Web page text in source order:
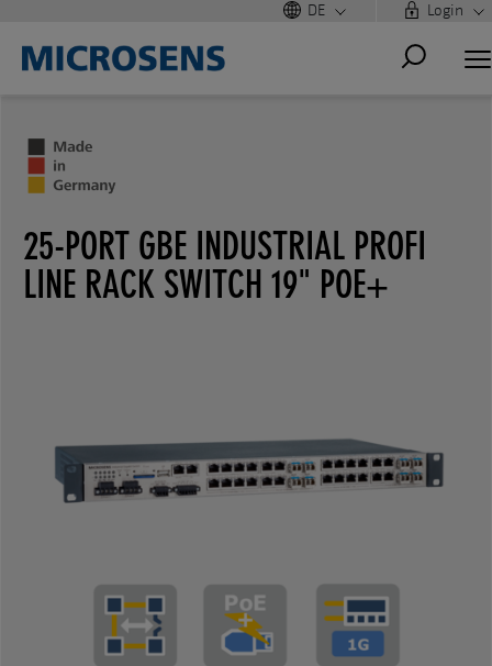
DE Login
25-PORT GBE INDUSTRIAL PROFI
LINE RACK SWITCH 19" POE+
MS400890MX-V2